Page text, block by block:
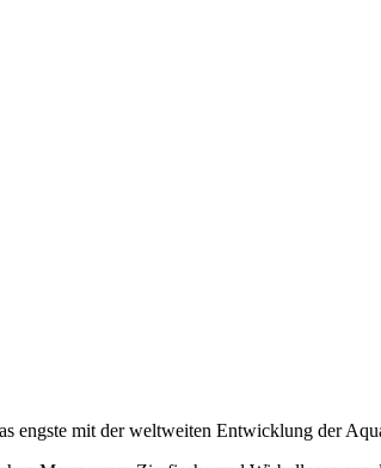
engste mit der weltweiten Entwicklung der